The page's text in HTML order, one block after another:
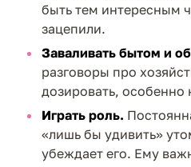
быть тем интересным
зацепили.
Заваливать бытом и
разговоры про
дозировать, особенно
Играть роль.
«лишь бы удивить»
убеждает его. Ему